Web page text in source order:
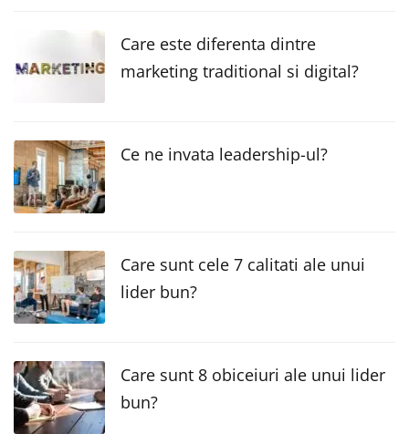
Care este diferenta dintre
marketing traditional si digital?
Ce ne invata leadership-ul?
Care sunt cele 7 calitati ale unui
lider bun?
Care sunt 8 obiceiuri ale unui lider
bun?